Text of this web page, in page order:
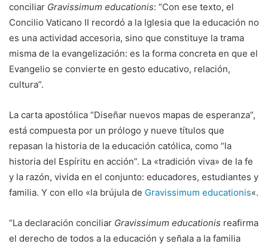
conciliar Gravissimum educationis: “Con ese texto, el
Concilio Vaticano II recordó a la Iglesia que la educación no
es una actividad accesoria, sino que constituye la trama
misma de la evangelización: es la forma concreta en que el
Evangelio se convierte en gesto educativo, relación,
cultura”.
La carta apostólica “Diseñar nuevos mapas de esperanza”,
está compuesta por un prólogo y nueve títulos que
repasan la historia de la educación católica, como “la
historia del Espíritu en acción”. La «tradición viva» de la fe
y la razón, vivida en el conjunto: educadores, estudiantes y
familia. Y con ello «la brújula de Gravissimum educationis«.
“La declaración conciliar Gravissimum educationis reafirma
el derecho de todos a la educación y señala a la familia